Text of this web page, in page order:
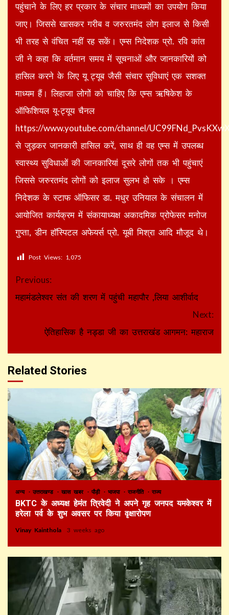
पहुंचाने के लिए हर प्रकार के संचार माध्यमों का उपयोग किया
जाए। जिससे खासकर गरीब व जरुरतमंद लोग इलाज से किसी
भी तरह से वंचित नहीं रह सकें। एम्स निदेशक प्रो. रवि कांत
जी ने कहा कि वर्तमान समय में सूचनाओं और जानकारियों को
हासिल करने के लिए यू ट्यूब जैसी संचार सुविधाएं एक सशक्त
माध्यम हैं। लिहाजा लोगों को चाहिए कि एम्स ऋषिकेश के
ऑफिशियल यू-ट्यूय चैनल
https://www.youtube.com/channel/
से जुड़कर जानकारी हासिल करें, साथ ही वह एम्स में उपलब्ध
स्वास्थ्य सुविधाओं की जानकारियां दूसरे लोगों तक भी पहुंचाएं
जिससे जरुरतमंद लोगों को इलाज सुलभ हो सके । एम्स
निदेशक के स्टाफ ऑफिसर डा. मधुर उनियाल के संचालन में
आयोजित कार्यक्रम में संकायाध्यक्ष अकादमिक प्रोफेसर मनोज
गुप्ता, डीन हाॅस्पिटल अफेयर्स प्रो. यूबी मिश्रा आदि मौजूद थे।
Post Views: 1,075
Continue
Reading
Previous:
महामंडलेश्वर संत की शरण में पहुंची महापौर ,लिया आशीर्वाद
Next:
ऐतिहासिक है नड्डा जी का उत्तराखंड आगमन: महाराज
Related Stories
अन्य उत्तराखण्ड खास खबर पौड़ी भाजपा राजनीति राज्य
BKTC के अध्यक्ष हेमंत त्रिवेदी ने अपने गृह जनपद यमकेश्वर में
हरेला पर्व के शुभ अवसर पर किया वृक्षारोपण
Vinay Kainthola 3 weeks ago